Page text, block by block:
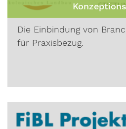
Die Einbindung von
für Praxisbezug.